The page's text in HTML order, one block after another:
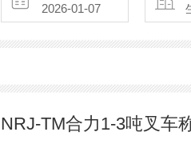
行声音报警、记入到总累加量中。
2026-01-07
NRJ-TM合力1-3吨叉车